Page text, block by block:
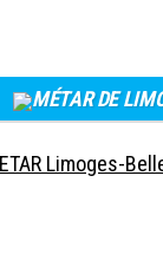
MÉTAR DE
Limoges-